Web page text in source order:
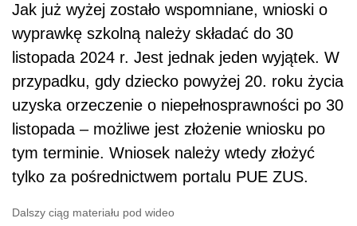
Jak już wyżej zostało wspomniane, wnioski o
wyprawkę szkolną należy składać do 30
listopada 2024 r. Jest jednak jeden wyjątek. W
przypadku, gdy dziecko powyżej 20. roku życia
uzyska orzeczenie o niepełnosprawności po 30
listopada – możliwe jest złożenie wniosku po
tym terminie. Wniosek należy wtedy złożyć
tylko za pośrednictwem portalu PUE ZUS.
Dalszy ciąg materiału pod wideo